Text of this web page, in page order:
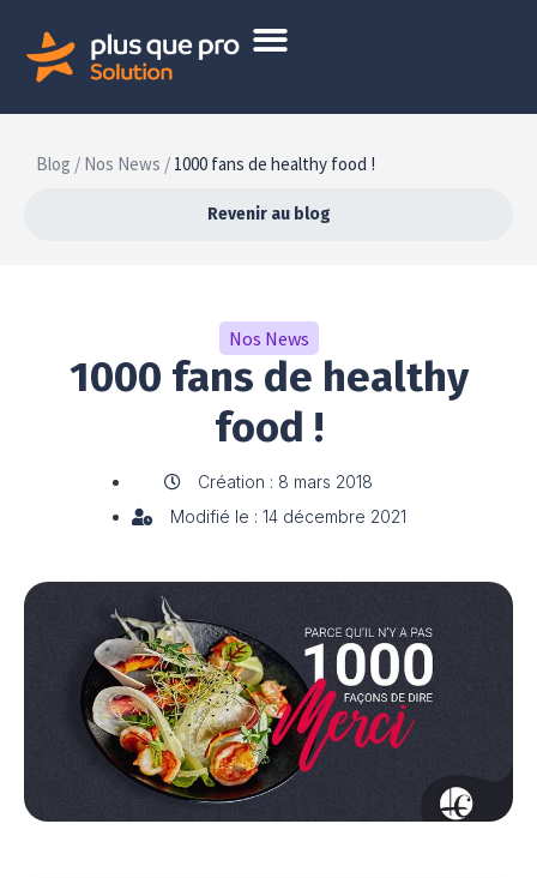
Blog / Nos News / 1000 fans de healthy food !
Revenir au blog
Nos News
1000 fans de healthy
food !
Création : 8 mars 2018
Modifié le : 14 décembre 2021